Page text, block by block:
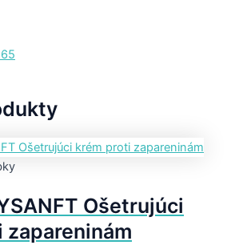
Ošetrujúci
zapareninám